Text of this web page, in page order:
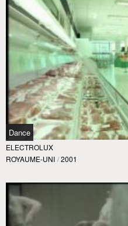
Dance
ELECTROLUX
ROYAUME-UNI / 2001